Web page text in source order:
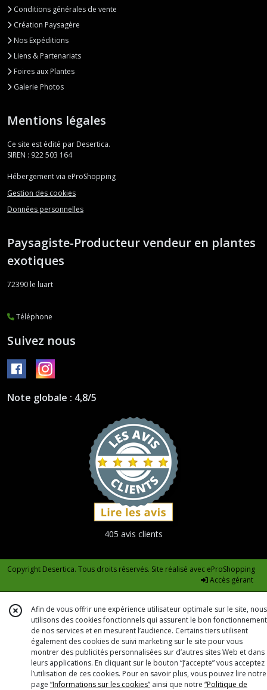
Conditions générales de vente
Création Paysagère
Nos Expéditions
Liens & Partenariats
Foires aux Plantes
Galerie Photos
Mentions légales
Ce site est édité par Desertica.
SIREN : 922 503 164
Hébergement via eProShopping
Gestion des cookies
Données personnelles
Paysagiste-Producteur vendeur en plantes
exotiques
72390 le luart
Téléphone
Suivez nous
Note globale : 4,8/5
405 avis clients
Copyright Desertica. Tous droits réservés. Site réalisé avec eProShopping
Accès gérant
Afin de vous offrir une expérience utilisateur optimale sur le site, nous
utilisons des cookies fonctionnels qui assurent le bon fonctionnement
de nos services et en mesurent l’audience. Certains tiers utilisent
également des cookies de suivi marketing sur le site pour vous
montrer des publicités personnalisées sur d’autres sites Web et dans
leurs applications. En cliquant sur le bouton “J’accepte” vous acceptez
l’utilisation de ces cookies. Pour en savoir plus, vous pouvez lire notre
page “Informations sur les cookies” ainsi que notre “Politique de